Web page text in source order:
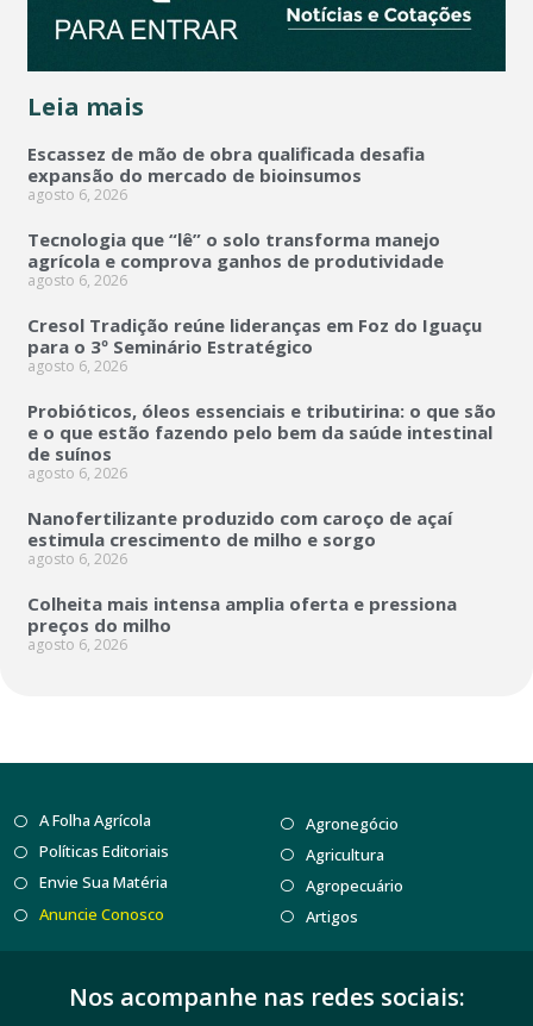
Leia mais
Escassez de mão de obra qualificada desafia
expansão do mercado de bioinsumos
agosto 6, 2026
Tecnologia que “lê” o solo transforma manejo
agrícola e comprova ganhos de produtividade
agosto 6, 2026
Cresol Tradição reúne lideranças em Foz do Iguaçu
para o 3º Seminário Estratégico
agosto 6, 2026
Probióticos, óleos essenciais e tributirina: o que são
e o que estão fazendo pelo bem da saúde intestinal
de suínos
agosto 6, 2026
Nanofertilizante produzido com caroço de açaí
estimula crescimento de milho e sorgo
agosto 6, 2026
Colheita mais intensa amplia oferta e pressiona
preços do milho
agosto 6, 2026
A Folha Agrícola
Políticas Editoriais
Envie Sua Matéria
Anuncie Conosco
Agronegócio
Agricultura
Agropecuário
Artigos
Nos acompanhe nas redes sociais: